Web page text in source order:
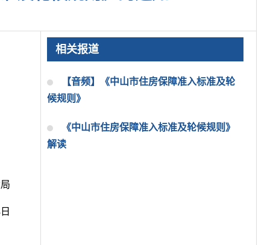
相关报道
【音频】《中山市住房保障准入标准及轮
候规则》
《中山市住房保障准入标准及轮候规则》
解读